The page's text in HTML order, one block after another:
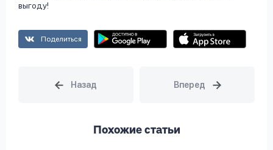
выгоду!
Поделиться
Похожие статьи